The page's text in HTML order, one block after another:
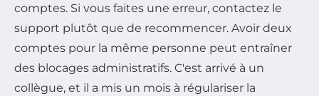
comptes. Si vous faites une erreur, contactez le
support plutôt que de recommencer. Avoir deux
comptes pour la même personne peut entraîner
des blocages administratifs. C'est arrivé à un
collègue, et il a mis un mois à régulariser la